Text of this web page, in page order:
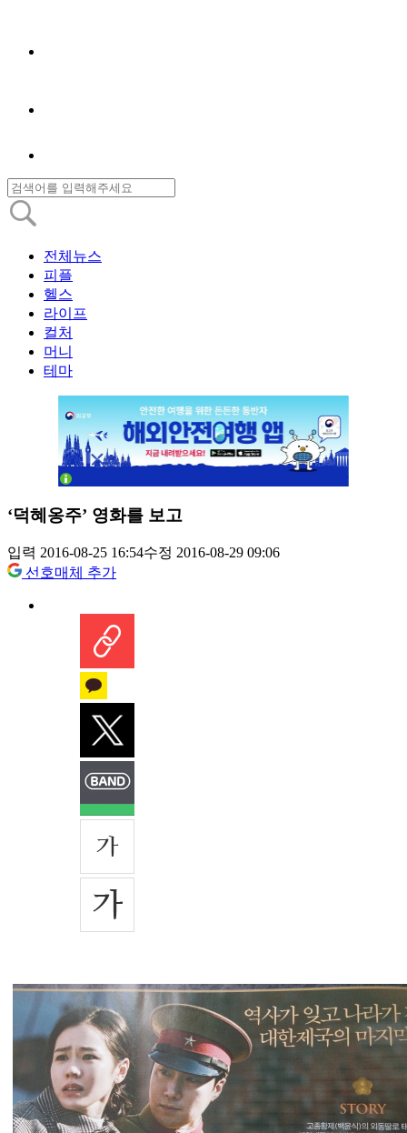
전체뉴스
피플
헬스
라이프
컬처
머니
테마
‘덕혜옹주’ 영화를 보고
입력 2016-08-25 16:54수정 2016-08-29 09:06
선호매체 추가